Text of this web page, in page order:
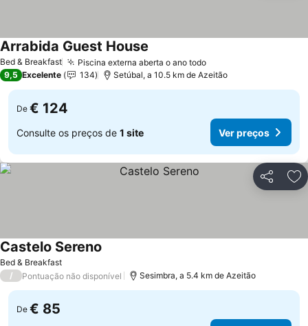
Bed & Breakfast Piscina externa aberta o ano todoVer preços
Arrabida Guest House
9,5 Excelente 134 Setúbal, a 10.5 km de Azeitão
De € 124
Consulte os preços de 1 site Ver preços
Partilhar
Bed & Breakfast
Castelo Sereno
/ Pontuação não disponível Sesimbra, a 5.4 km de Azeitão
De € 85